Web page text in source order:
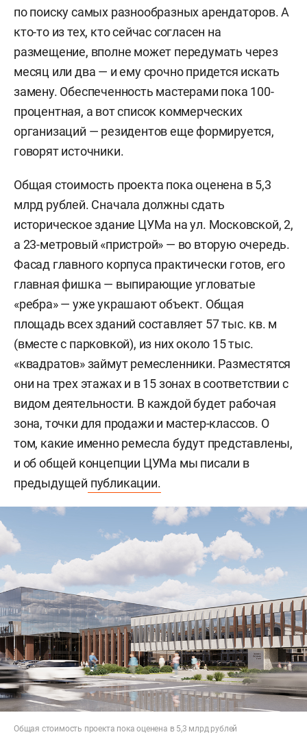
по поиску самых разнообразных арендаторов. А
кто-то из тех, кто сейчас согласен на
размещение, вполне может передумать через
месяц или два — и ему срочно придется искать
замену. Обеспеченность мастерами пока 100-
процентная, а вот список коммерческих
организаций — резидентов еще формируется,
говорят источники.
Общая стоимость проекта пока оценена в 5,3
млрд рублей. Сначала должны сдать
историческое здание ЦУМа на ул. Московской, 2,
а 23-метровый «пристрой» — во вторую очередь.
Фасад главного корпуса практически готов, его
главная фишка — выпирающие угловатые
«ребра» — уже украшают объект. Общая
площадь всех зданий составляет 57 тыс. кв. м
(вместе с парковкой), из них около 15 тыс.
«квадратов» займут ремесленники. Разместятся
они на трех этажах и в 15 зонах в соответствии с
видом деятельности. В каждой будет рабочая
зона, точки для продажи и мастер-классов. О
том, какие именно ремесла будут представлены,
и об общей концепции ЦУМа мы писали в
предыдущей публикации.
Общая стоимость проекта пока оценена в 5,3 млрд рублей